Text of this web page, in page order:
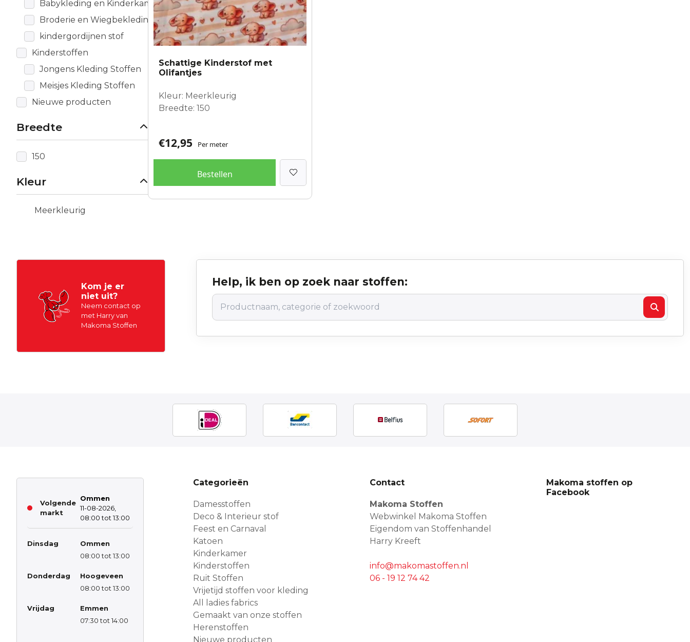
Babykleding en Kinderkamer
Broderie en Wiegbekleding
kindergordijnen stof
Kinderstoffen
Jongens Kleding Stoffen
Meisjes Kleding Stoffen
Nieuwe producten
Breedte
150
Kleur
Meerkleurig
Schattige Kinderstof met
Olifantjes
Kleur: Meerkleurig
Breedte: 150
€12,95 Per meter
Bestellen
Kom je er
niet uit?
Neem contact op
met Harry van
Makoma Stoffen
Help, ik ben op zoek naar stoffen:
Volgende
markt
Ommen
11-08-2026,
08:00 tot 13:00
Dinsdag
Ommen
08:00 tot 13:00
Donderdag
Hoogeveen
08:00 tot 13:00
Vrijdag
Emmen
07:30 tot 14:00
Categorieën
Damesstoffen
Deco & Interieur stof
Feest en Carnaval
Katoen
Kinderkamer
Kinderstoffen
Ruit Stoffen
Vrijetijd stoffen voor kleding
All ladies fabrics
Gemaakt van onze stoffen
Herenstoffen
Nieuwe producten
Contact
Makoma Stoffen
Webwinkel Makoma Stoffen
Eigendom van Stoffenhandel
Harry Kreeft
info@makomastoffen.nl
06 - 19 12 74 42
Makoma stoffen op
Facebook